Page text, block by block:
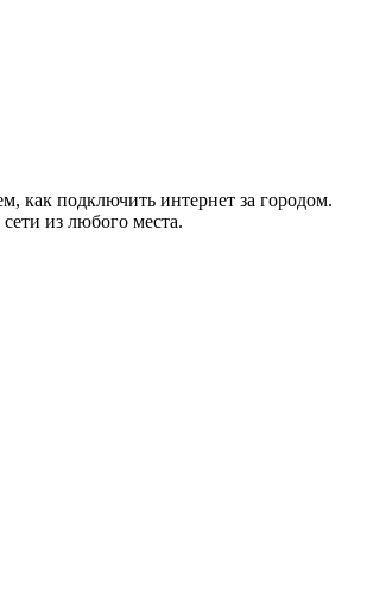
как подключить интернет за городом.
из любого места.